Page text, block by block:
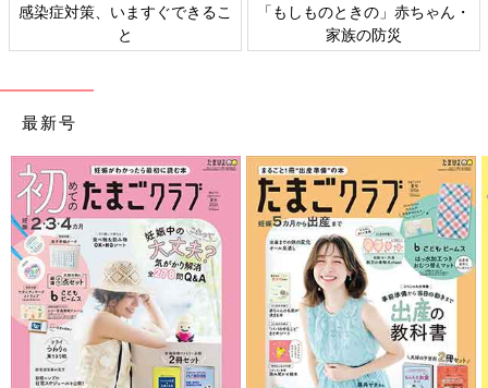
感染症対策、いますぐできるこ
と
「もしものときの」赤ちゃん・
家族の防災
最新号